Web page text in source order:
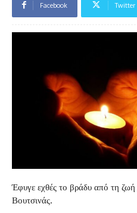
Facebook Twitter
Έφυγε εχθές το βράδυ από τη
Βουτσινάς.